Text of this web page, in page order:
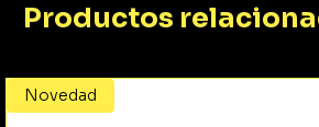
Productos
Novedad